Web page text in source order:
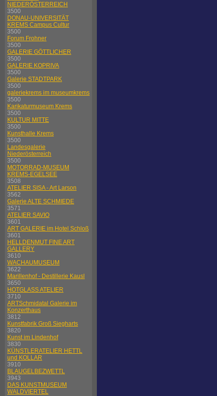
NIEDERÖSTERREICH
3500
DONAU-UNIVERSITÄT
KREMS Campus Cultur
3500
Forum Frohner
3500
GALERIE GÖTTLICHER
3500
GALERIE KOPRIVA
3500
Galerie STADTPARK
3500
galeriekrems im museumkrems
3500
Karikaturmuseum Krems
3500
KULTUR MITTE
3500
Kunsthalle Krems
3500
Landesgalerie
Niederösterreich
3500
MOTORRAD-MUSEUM
KREMS-EGELSEE
3508
ATELIER SISA - Art Larson
3562
Galerie ALTE SCHMIEDE
3571
ATELIER SAVIO
3601
ART GALERIE im Hotel Schloß
3601
HELLDENMUT FINE ART
GALLERY
3610
WACHAUMUSEUM
3622
Marillenhof - Destillerie Kausl
3650
HOTGLASS ATELIER
3710
ARTSchmidatal Galerie im
Konzerthaus
3812
Kunstfabrik Groß Siegharts
3820
Kunst im Lindenhof
3830
KÜNSTLERATELIER HETTL
und KOLLAR
3910
BLAUGELBEZWETTL
3943
DAS KUNSTMUSEUM
WALDVIERTEL